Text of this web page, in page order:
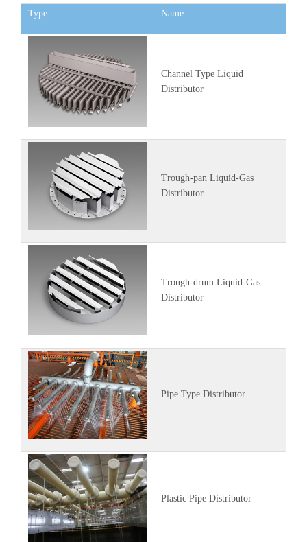
Type Name
Channel Type Liquid
Distributor
Trough-pan Liquid-Gas
Distributor
Trough-drum Liquid-Gas
Distributor
Pipe Type Distributor
Plastic Pipe Distributor